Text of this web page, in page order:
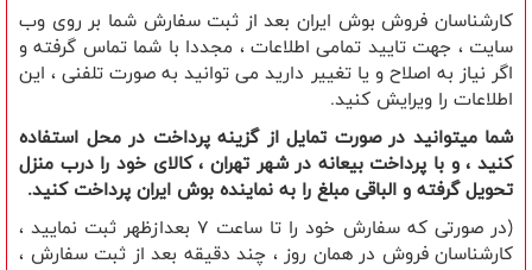
کارشناسان فروش بوش ایران بعد از ثبت سفارش شما بر روی وب
سایت ، جهت تایید تمامی اطلاعات ، مجددا با شما تماس گرفته و
اگر نیاز به اصلاح و یا تغییر دارید می توانید به صورت تلفنی ، این
اطلاعات را ویرایش کنید.
شما میتوانید در صورت تمایل از گزینه پرداخت در محل استفاده
کنید ، و با پرداخت بیعانه در شهر تهران ، کالای خود را درب منزل
تحویل گرفته و الباقی مبلغ را به نماینده بوش ایران پرداخت کنید.
(در صورتی که سفارش خود را تا ساعت 7 بعدازظهر ثبت نمایید ،
کارشناسان فروش در همان روز ، چند دقیقه بعد از ثبت سفارش ،